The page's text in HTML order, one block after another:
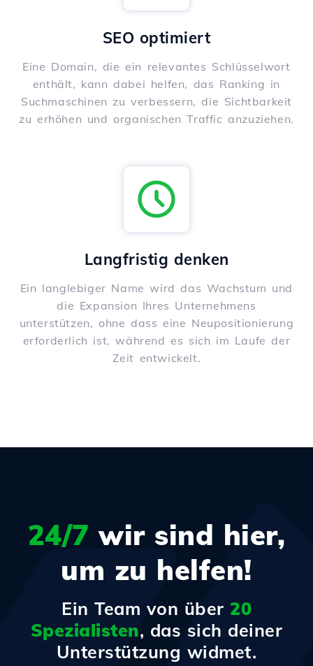
SEO optimiert
Eine Domain, die ein relevantes Schlüsselwort
enthält, kann dabei helfen, das Ranking in
Suchmaschinen zu verbessern, die Sichtbarkeit
zu erhöhen und organischen Traffic anzuziehen.
Langfristig denken
Ein langlebiger Name wird das Wachstum und
die Expansion Ihres Unternehmens
unterstützen, ohne dass eine Neupositionierung
erforderlich ist, während es sich im Laufe der
Zeit entwickelt.
24/7 wir sind hier,
um zu helfen!
Ein Team von über 20
Spezialisten, das sich deiner
Unterstützung widmet.